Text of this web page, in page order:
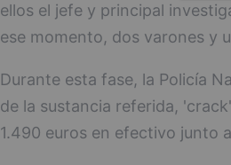
ellos el jefe y principal
ese momento, dos varones y
Durante esta fase, la Policía
de la sustancia referida,
1.490 euros en efectivo junto